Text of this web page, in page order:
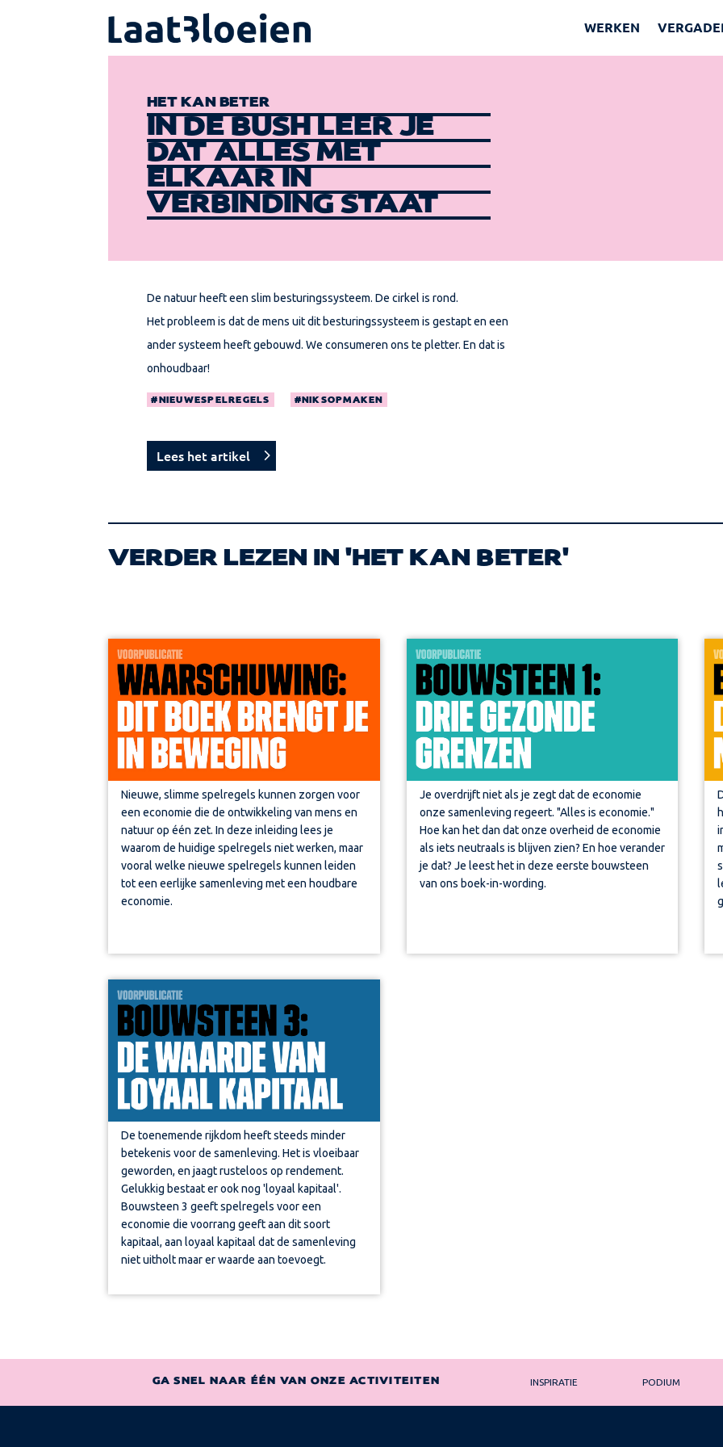
WERKEN
HET KAN BETER
IN DE BUSH LEER JE
DAT ALLES MET
ELKAAR IN
VERBINDING STAAT
De natuur heeft een slim besturingssysteem. De cirkel is rond.
Het probleem is dat de mens uit dit besturingssysteem is gestapt en een
ander systeem heeft gebouwd. We consumeren ons te pletter. En dat is
onhoudbaar!
NIEUWESPELREGELS NIKSOPMAKEN
Lees het artikel
VERDER LEZEN IN 'HET KAN BETER'
Nieuwe, slimme spelregels kunnen zorgen voor
een economie die de ontwikkeling van mens en
natuur op één zet. In deze inleidinglees je
waarom de huidige spelregels niet werken, maar
vooral welke nieuwe spelregels kunnen leiden
tot een eerlijke samenleving met een houdbare
economie.
De toenemende rijkdom heeft steeds minder
betekenis voor de samenleving. Het is vloeibaar
geworden, en jaagt rusteloos op rendement.
Gelukkig bestaat er ook nog 'loyaal kapitaal'.
Bouwsteen 3 geeft spelregels voor een
economie die voorrang geeft aan dit soort
kapitaal, aan loyaal kapitaal dat de samenleving
niet uitholt maar er waarde aan toevoegt.
Je overdrijft niet als je zegt dat de economie
onze samenleving regeert. "Alles is economie."
Hoe kan het dan dat onze overheid de economie
als iets neutraals is blijven zien? En hoe verander
je dat? Je leest het in deze eerste bouwsteen
van ons boek-in-wording.
GA SNEL NAAR ÉÉN VAN ONZE ACTIVITEITEN INSPIRATIE PODIUM